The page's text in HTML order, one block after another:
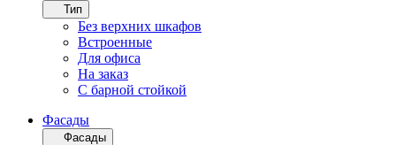
Тип
Без верхних шкафов
Встроенные
Для офиса
На заказ
С барной стойкой
Фасады
Фасады